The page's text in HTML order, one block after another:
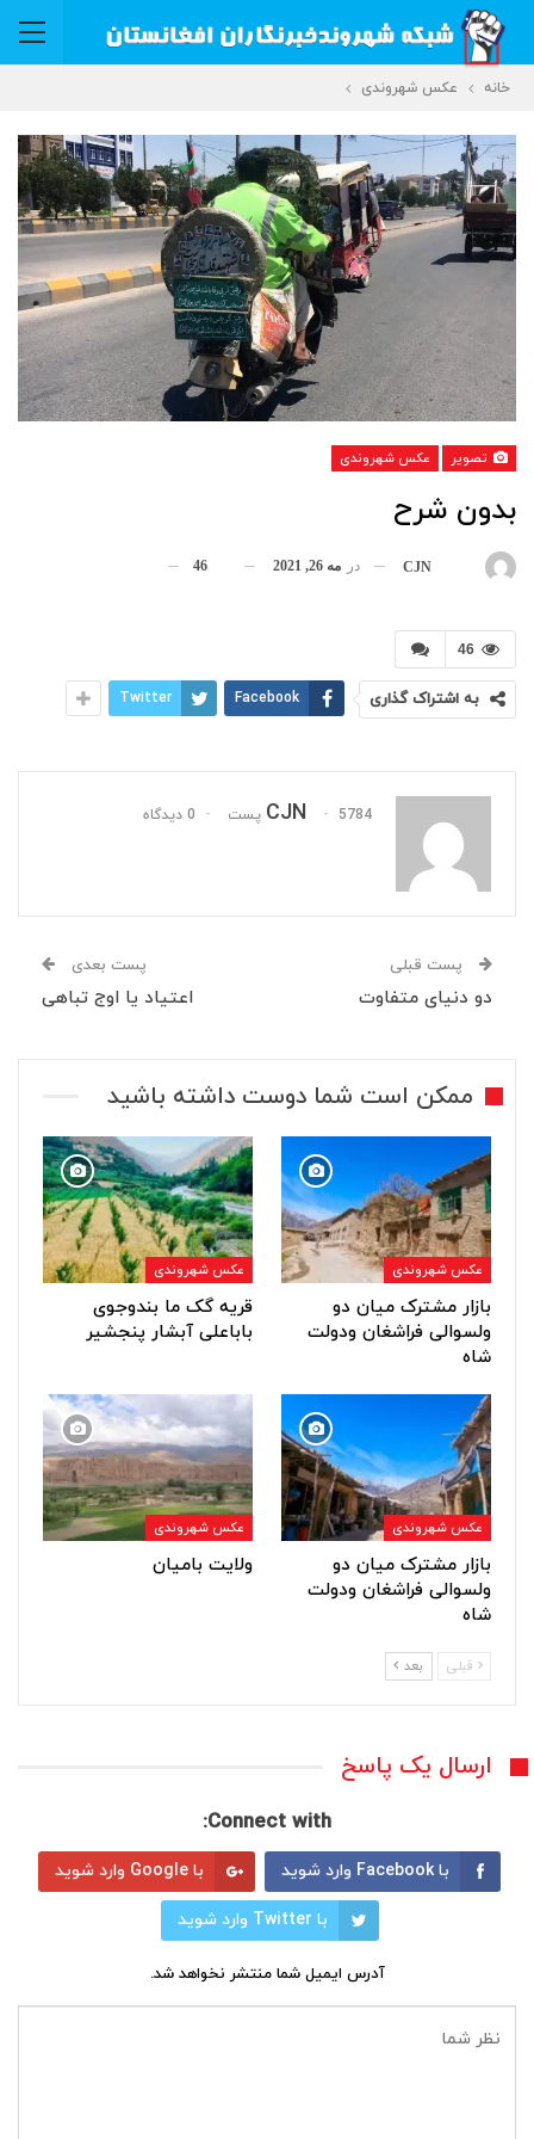
خانه عکس شهروندی
تصویر عکس شهروندی
بدون شرح
CJN در مه 26, 2021 46
46
به اشتراک گذاری Facebook
Twitter
CJN 5784 پست 0 دیدگاه
پست قبلی
دو دنیای متفاوت
پست بعدی
اعتیاد یا اوج تباهی
ممکن است شما دوست داشته باشید
عکس شهروندی
بازار مشترک میان دو
ولسوالی فراشغان ودولت
شاه
عکس شهروندی
قریه گک ما بندوجوی
باباعلی آبشار پنجشیر
عکس شهروندی
بازار مشترک میان دو
ولسوالی فراشغان ودولت
شاه
عکس شهروندی
ولایت بامیان
قبلی بعد
ارسال یک پاسخ
Connect with:
با Facebook وارد شوید با Google وارد شوید
با Twitter وارد شوید
آدرس ایمیل شما منتشر نخواهد شد.